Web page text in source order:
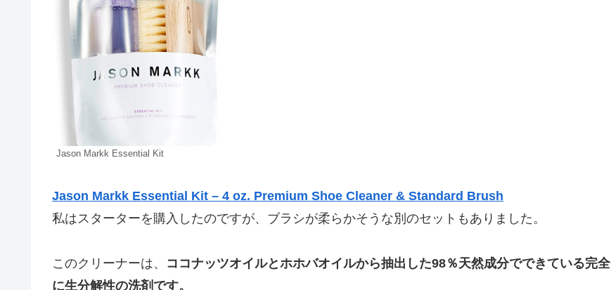
Jason Markk Essential Kit
Jason Markk Essential Kit – 4 oz. Premium Shoe Cleaner & Standard Brush
私はスターターを購入したのですが、ブラシが柔らかそうな別のセットもありました。
このクリーナーは、 ココナッツオイルとホホバオイルから抽出した98％天然成分でできている完全
に生分解性の洗剤です。